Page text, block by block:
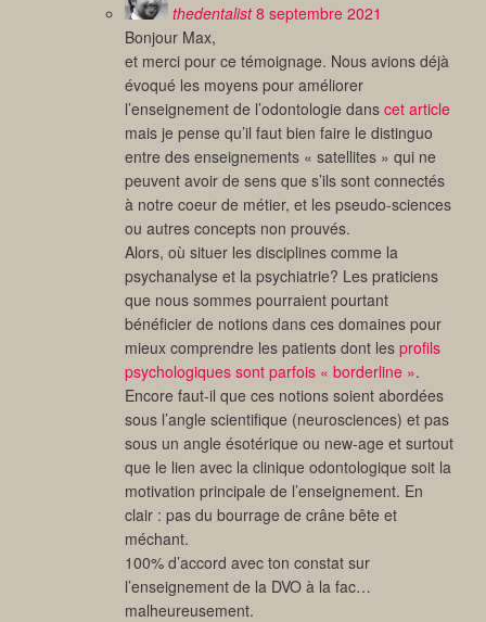
thedentalist 8 septembre 2021
Bonjour Max,
et merci pour ce témoignage. Nous avions déjà
évoqué les moyens pour améliorer
l’enseignement de l’odontologie dans cet article
mais je pense qu’il faut bien faire le distinguo
entre des enseignements « satellites » qui ne
peuvent avoir de sens que s’ils sont connectés
à notre coeur de métier, et les pseudo-sciences
ou autres concepts non prouvés.
Alors, où situer les disciplines comme la
psychanalyse et la psychiatrie? Les praticiens
que nous sommes pourraient pourtant
bénéficier de notions dans ces domaines pour
mieux comprendre les patients dont les profils
psychologiques sont parfois « borderline ».
Encore faut-il que ces notions soient abordées
sous l’angle scientifique (neurosciences) et pas
sous un angle ésotérique ou new-age et surtout
que le lien avec la clinique odontologique soit la
motivation principale de l’enseignement. En
clair : pas du bourrage de crâne bête et
méchant.
100% d’accord avec ton constat sur
l’enseignement de la DVO à la fac…
malheureusement.